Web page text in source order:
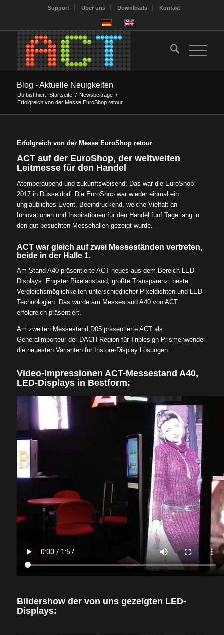
Support Über uns Downloads Kontakt
Blog - Aktuelle Neuigkeiten
Du bist hier: Startseite / Newsbeiträge /
Erfolgreich von der Messe EuroShop retour
Erfolgreich von der Messe EuroShop retour
ACT auf der EuroShop, der weltweiten
Leitmesse für den Handel
Atemberaubend und zukunftsweisend: Das war die EuroShop
2017 in Düsseldorf. Die EuroShop war wieder einmal ein
unglaubliches Event. Beeindruckend, welche Vielfalt an
Innovationen und Inspirationen für den Handel fünf Tage lang in
den gut besuchten Messehallen gezeigt wurde.
ACT war gleich auf zwei Messeständen vertreten,
beide in der Halle 1.
Am Stand A40 präsentierte ACT neues aus dem Bereich LED-
Displays. Engster Pixelabstand, größte Transparenz, beste
Vergleichsmöglichkeiten unterschiedlicher Pixeldichten und LED-
Technologien. Das wurde am Messestand A40 von ACT
erfolgreich präsentiert.
Am zweiten Messestand D05 präsentierte ACT als
Generalimporteur der DACH-Region für Triplesign Prismenwender
die neuesten Varianten für Instore-Display Lösungen.
Video-Impressionen ACT-Messestand A40,
LED-Displays in Bestform:
Bildershow der von uns gezeigten LED-
Displays: